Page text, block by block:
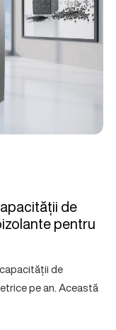
de
pentru
de
pe an. Această